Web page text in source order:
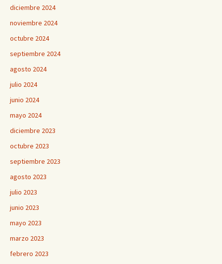
diciembre 2024
noviembre 2024
octubre 2024
septiembre 2024
agosto 2024
julio 2024
junio 2024
mayo 2024
diciembre 2023
octubre 2023
septiembre 2023
agosto 2023
julio 2023
junio 2023
mayo 2023
marzo 2023
febrero 2023